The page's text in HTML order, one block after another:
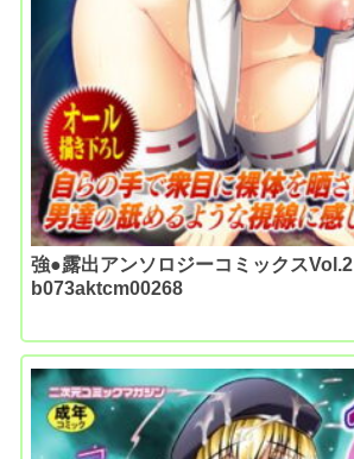
強●露出アンソロジーコミックスVol.2
b073aktcm00268